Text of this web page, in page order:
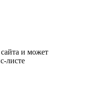
и может
листе